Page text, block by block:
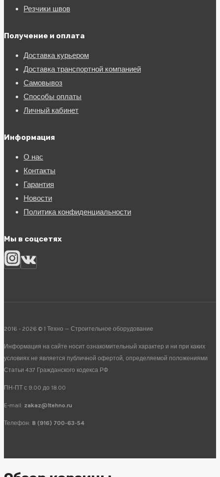
Резчики швов
Получение и оплата
Доставка курьером
Доставка транспортной компанией
Самовывоз
Способы оплаты
Личный кабинет
Информация
О нас
Контакты
Гарантия
Новости
Политика конфиденциальности
Мы в соцсетях
2016 - 2026 © 1 Техно — Строительное оборудование
Информация на сайте носит ознакомительный характер и ни при каких
условиях не является публичной офертой, определяемой положениями
Статьи 437 Гражданского кодекса РФ
ПН-ПТ с 9.00 до 18.00
E-mail: zakaz@1tehno.ru
Телефон: 8 (916) 700-63-54